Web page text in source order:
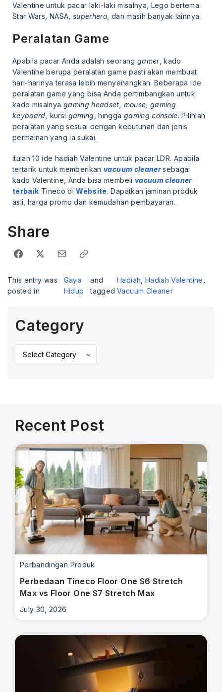
Valentine untuk pacar laki-laki misalnya, Lego bertema
Star Wars, NASA, superhero, dan masih banyak lainnya.
Peralatan Game
Apabila pacar Anda adalah seorang gamer, kado
Valentine berupa peralatan game pasti akan membuat
hari-harinya terasa lebih menyenangkan. Beberapa ide
peralatan game yang bisa Anda pertimbangkan untuk
kado misalnya gaming headset, mouse, gaming
keyboard, kursi gaming, hingga gaming console. Pilihlah
peralatan yang sesuai dengan kebutuhan dan jenis
permainan yang ia sukai.
Itulah 10 ide hadiah Valentine untuk pacar LDR. Apabila
tertarik untuk memberikan vacuum cleanersebagai
kado Valentine, Anda bisa membeli vacuum cleaner
terbaik Tineco diWebsite. Dapatkan jaminan produk
asli, harga promo dan kemudahan pembayaran.
Share
This entry was
posted in
Gaya
Hidup
and
tagged
Hadiah, Hadiah Valentine,
Vacuum Cleaner
Category
Recent Post
Perbandingan Produk
Perbedaan Tineco Floor One S6 Stretch
Max vs Floor One S7 Stretch Max
July 30, 2026